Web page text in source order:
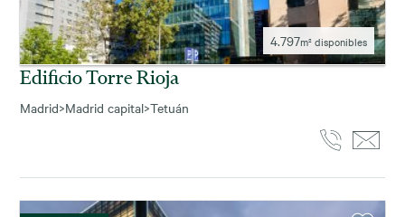
4.797m² disponibles
Edificio Torre Rioja
Madrid>Madrid capital>Tetuán